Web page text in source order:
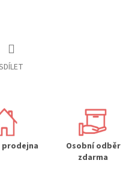
prodejna
Osobní odběr
zdarma